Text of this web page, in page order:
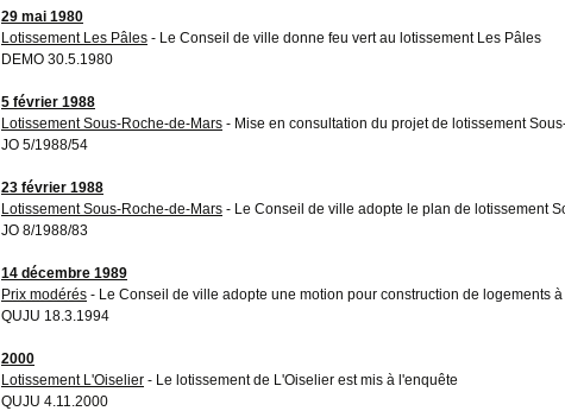
29 mai 1980
Lotissement Les Pâles - Le Conseil de ville donne feu vert au lotissement Les Pâles
DEMO 30.5.1980
5 février 1988
Lotissement Sous-Roche-de-Mars - Mise en consultation du projet de lotissement
JO 5/1988/54
23 février 1988
Lotissement Sous-Roche-de-Mars - Le Conseil de ville adopte le plan de lotissement
JO 8/1988/83
14 décembre 1989
Prix modérés - Le Conseil de ville adopte une motion pour construction de logements
QUJU 18.3.1994
2000
Lotissement L'Oiselier - Le lotissement de L'Oiselier est mis à l'enquête
QUJU 4.11.2000